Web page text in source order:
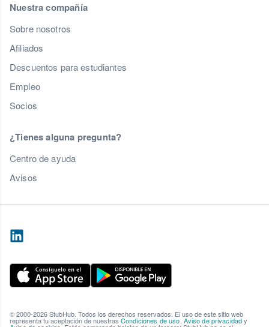
Nuestra compañía
Sobre nosotros
Afiliados
Descuentos para estudiantes
Empleo
Socios
¿Tienes alguna pregunta?
Centro de ayuda
Avisos
© 2000-2026 StubHub. Todos los derechos reservados. El uso de este sitio web
representa tu aceptación de nuestras Condiciones de uso, Aviso de privacidady